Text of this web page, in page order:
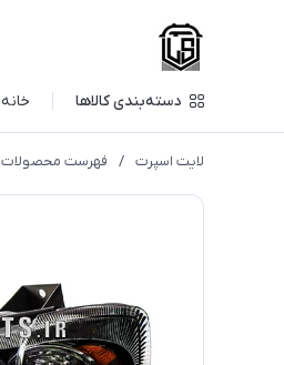
دسته‌بندی کالاها خانه
لایت اسپرت / فهرست محصولات